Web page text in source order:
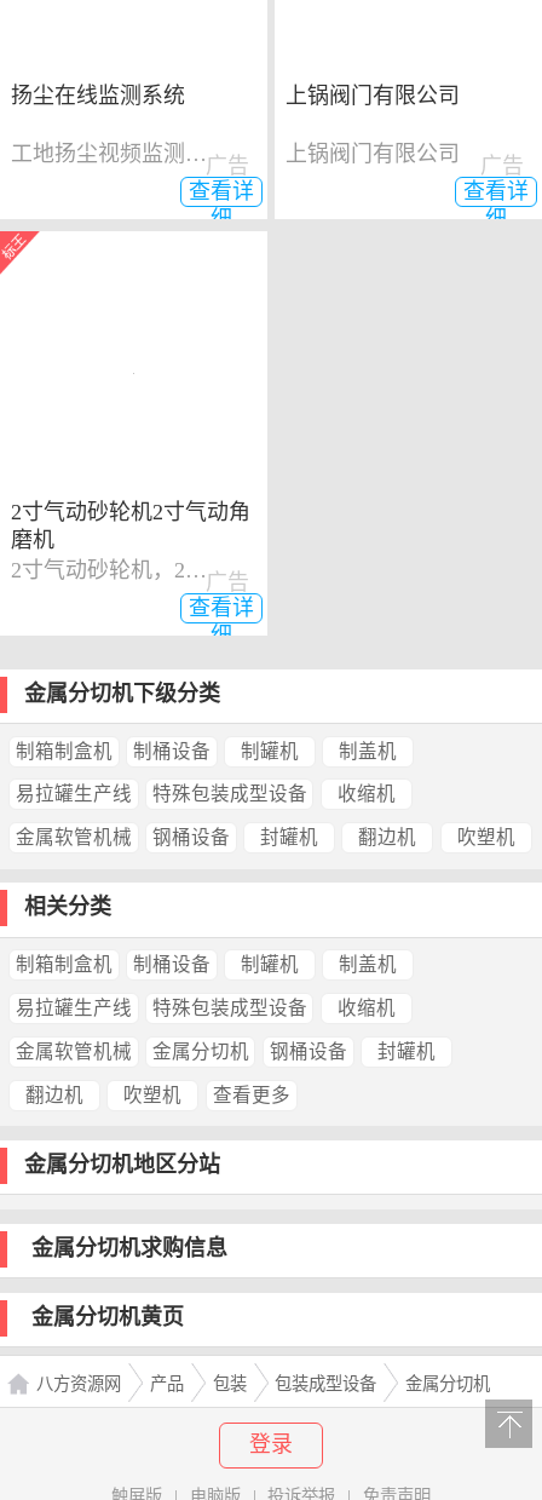
扬尘在线监测系统
工地扬尘视频监测系统
查看详
细
广告
上锅阀门有限公司
上锅阀门有限公司
查看详
细
广告
2寸气动砂轮机2寸气动角
磨机
2寸气动砂轮机，2寸气动角磨机
查看详
细
广告
金属分切机下级分类
制箱制盒机 制桶设备 制罐机 制盖机
易拉罐生产线 特殊包装成型设备 收缩机
金属软管机械 钢桶设备 封罐机 翻边机 吹塑机
相关分类
制箱制盒机 制桶设备 制罐机 制盖机
易拉罐生产线 特殊包装成型设备 收缩机
金属软管机械 金属分切机 钢桶设备 封罐机
翻边机 吹塑机 查看更多
金属分切机地区分站
金属分切机求购信息
金属分切机黄页
八方资源网 产品 包装 包装成型设备 金属分切机
登录
触屏版 | 电脑版 | 投诉举报 | 免责声明